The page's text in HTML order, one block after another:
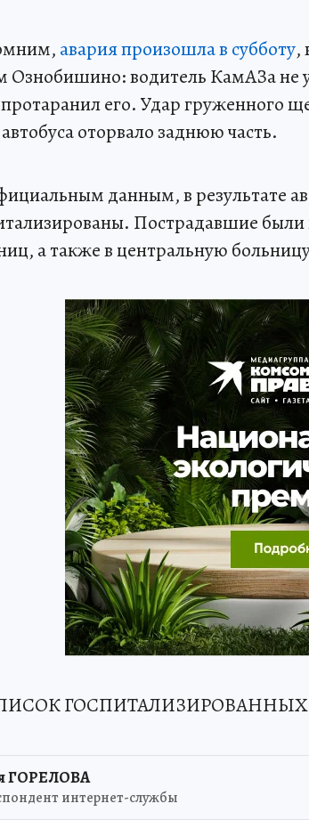
авария произошла в субботу,
Ознобишино: водитель КамАЗа не
его. Удар груженного
оторвало заднюю часть.
данным, в результате
Пострадавшие
а также в центральную
ГОСПИТАЛИЗИРОВАННЫХ
ГОРЕЛОВА
интернет-службы